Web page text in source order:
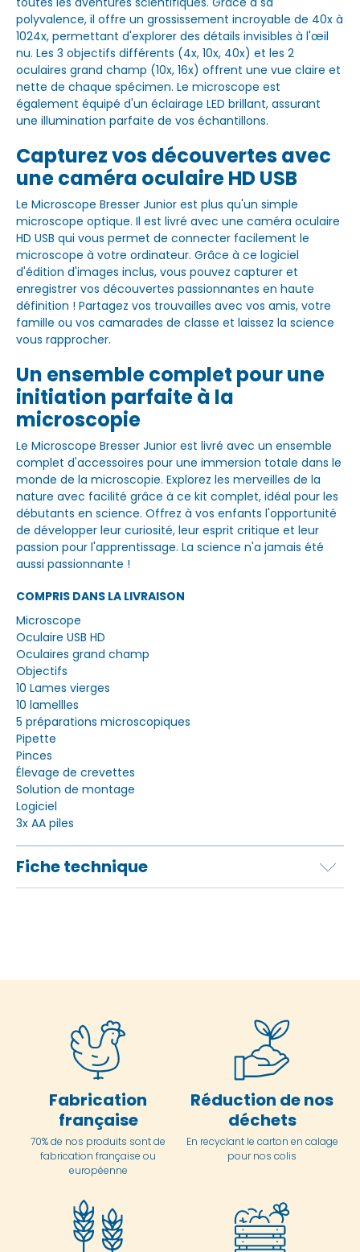
polyvalence, il offre un grossissement incroyable de 40x à
1024x, permettant d'explorer des détails invisibles à l'œil
nu. Les 3 objectifs différents (4x, 10x, 40x) et les 2
oculaires grand champ (10x, 16x) offrent une vue claire et
nette de chaque spécimen. Le microscope est
également équipé d'un éclairage LED brillant, assurant
une illumination parfaite de vos échantillons.
Capturez vos découvertes avec
une caméra oculaire HD USB
Le Microscope Bresser Junior est plus qu'un simple
microscope optique. Il est livré avec une caméra oculaire
HD USB qui vous permet de connecter facilement le
microscope à votre ordinateur. Grâce à ce logiciel
d'édition d'images inclus, vous pouvez capturer et
enregistrer vos découvertes passionnantes en haute
définition ! Partagez vos trouvailles avec vos amis, votre
famille ou vos camarades de classe et laissez la science
vous rapprocher.
Un ensemble complet pour une
initiation parfaite à la
microscopie
Le Microscope Bresser Junior est livré avec un ensemble
complet d'accessoires pour une immersion totale dans le
monde de la microscopie. Explorez les merveilles de la
nature avec facilité grâce à ce kit complet, idéal pour les
débutants en science. Offrez à vos enfants l'opportunité
de développer leur curiosité, leur esprit critique et leur
passion pour l'apprentissage. La science n'a jamais été
aussi passionnante !
COMPRIS DANS LA LIVRAISON
Microscope
Oculaire USB HD
Oculaires grand champ
Objectifs
10 Lames vierges
10 lamellles
5 préparations microscopiques
Pipette
Pinces
Élevage de crevettes
Solution de montage
Logiciel
3x AA piles
Fiche technique
Fabrication
française
70% de nos produits sont de
fabrication française ou
européenne
Réduction de nos
déchets
En recyclant le carton en calage
pour nos colis